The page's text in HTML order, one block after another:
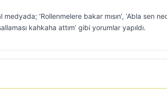
‘Rollenmelere bakar mısın’, ‘Abla sen
kahkaha attım’ gibi yorumlar yapıldı.